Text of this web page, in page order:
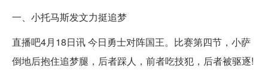
一、小托马斯发文力挺追梦
直播吧4月18日讯 今日勇士对阵国王。比赛第四节，小萨
倒地后抱住追梦腿，后者踩人，前者吃技犯，后者被驱逐!